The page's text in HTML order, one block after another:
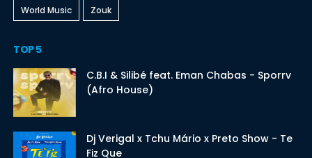
World Music Zouk
TOP 5
C.B.I & Silibé feat. Eman Chabas - Sporrv
(Afro House)
Dj Verigal x Tchu Mário x Preto Show - Te
Fiz Que